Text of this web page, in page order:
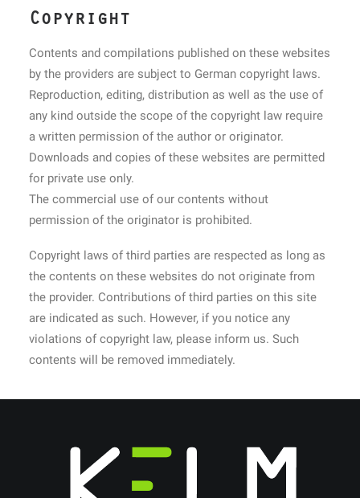
Copyright
Contents and compilations published on these websites
by the providers are subject to German copyright laws.
Reproduction, editing, distribution as well as the use of
any kind outside the scope of the copyright law require
a written permission of the author or originator.
Downloads and copies of these websites are permitted
for private use only.
The commercial use of our contents without
permission of the originator is prohibited.
Copyright laws of third parties are respected as long as
the contents on these websites do not originate from
the provider. Contributions of third parties on this site
are indicated as such. However, if you notice any
violations of copyright law, please inform us. Such
contents will be removed immediately.